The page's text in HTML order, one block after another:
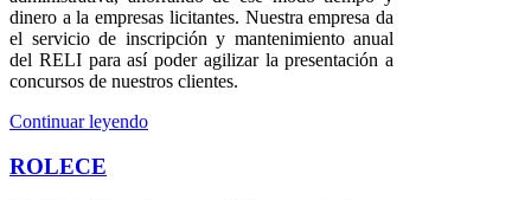
dinero a la empresas licitantes. Nuestra empresa da
el servicio de inscripción y mantenimiento anual
del RELI para así poder agilizar la presentación a
concursos de nuestros clientes.
Continuar leyendo
ROLECE